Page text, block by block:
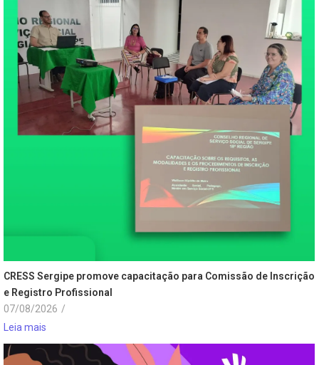
CRESS Sergipe promove capacitação para Comissão de Inscrição
e Registro Profissional
07/08/2026 /
Leia mais